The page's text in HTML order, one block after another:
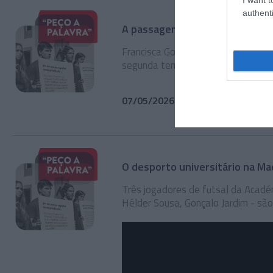
A passagem do ensino
Francisca Gomes e Tiago
segunda temporada da parceria
07/05/2026
O desporto universitário na
Três jogadores de futsal da
Hélder Sousa, Gonçalo Jardim -